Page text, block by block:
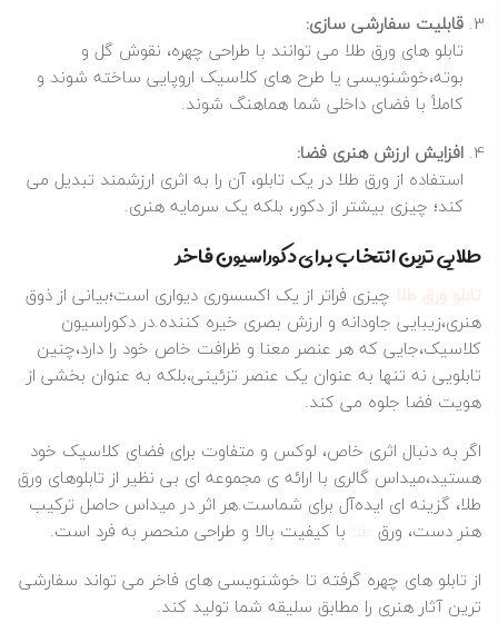
قابلیت سفارشی‌ سازی:
تابلو های ورق طلا می‌ توانند با طراحی چهره، نقوش گل‌ و
بوته،خوشنویسی یا طرح‌ های کلاسیک اروپایی ساخته شوند و
کاملاً با فضای داخلی شما هماهنگ شوند.
افزایش ارزش هنری فضا:
استفاده از ورق طلا در یک تابلو، آن را به اثری ارزشمند تبدیل می‌
کند؛ چیزی بیشتر از دکور، بلکه یک سرمایه هنری.
طلایی‌ ترین انتخاب برای دکوراسیون فاخر
تابلو ورق طلا چیزی فراتر از یک اکسسوری دیواری است؛بیانی از ذوق
هنری،زیبایی جاودانه و ارزش بصری خیره‌ کننده.در دکوراسیون
کلاسیک،جایی که هر عنصر معنا و ظرافت خاص خود را دارد،چنین
تابلویی نه‌ تنها به‌ عنوان یک عنصر تزئینی،بلکه به‌ عنوان بخشی از
هویت فضا جلوه می‌ کند.
اگر به‌ دنبال اثری خاص، لوکس و متفاوت برای فضای کلاسیک خود
هستید،میداس گالری با ارائه‌ ی مجموعه‌ ای بی‌ نظیر از تابلوهای ورق
طلا، گزینه‌ ای ایده‌آل برای شماست.هر اثر در میداس حاصل ترکیب
هنر دست، ورق طلا با کیفیت بالا و طراحی منحصر به‌ فرد است.
از تابلو های چهره گرفته تا خوشنویسی‌ های فاخر می‌ تواند سفارشی‌
ترین آثار هنری را مطابق سلیقه شما تولید کند.